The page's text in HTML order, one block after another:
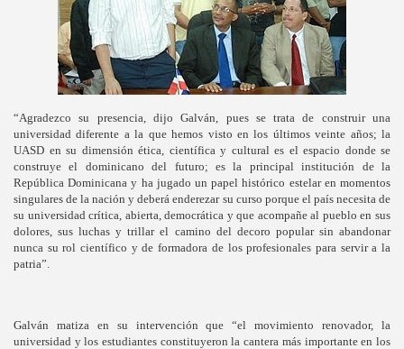
“Agradezco su presencia, dijo Galván, pues se trata de construir una
universidad diferente a la que hemos visto en los últimos veinte años; la
UASD en su dimensión ética, científica y cultural es el espacio donde se
construye el dominicano del futuro; es la principal institución de la
República Dominicana y ha jugado un papel histórico estelar en momentos
singulares de la nación y deberá enderezar su curso porque el país necesita de
su universidad crítica, abierta, democrática y que acompañe al pueblo en sus
dolores, sus luchas y trillar el camino del decoro popular sin abandonar
nunca su rol científico y de formadora de los profesionales para servir a la
patria”.
Galván matiza en su intervención que “el movimiento renovador, la
universidad y los estudiantes constituyeron la cantera más importante en los